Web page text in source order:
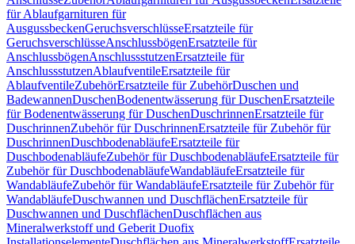
für Ablaufgarnituren für
AusgussbeckenGeruchsverschlüsseErsatzteile für
GeruchsverschlüsseAnschlussbögenErsatzteile für
AnschlussbögenAnschlussstutzenErsatzteile für
AnschlussstutzenAblaufventileErsatzteile für
AblaufventileZubehörErsatzteile für ZubehörDuschen und
BadewannenDuschenBodenentwässerung für DuschenErsatzteile
für Bodenentwässerung für DuschenDuschrinnenErsatzteile für
DuschrinnenZubehör für DuschrinnenErsatzteile für Zubehör für
DuschrinnenDuschbodenabläufeErsatzteile für
DuschbodenabläufeZubehör für DuschbodenabläufeErsatzteile für
Zubehör für DuschbodenabläufeWandabläufeErsatzteile für
WandabläufeZubehör für WandabläufeErsatzteile für Zubehör für
WandabläufeDuschwannen und DuschflächenErsatzteile für
Duschwannen und DuschflächenDuschflächen aus
Mineralwerkstoff und Geberit Duofix